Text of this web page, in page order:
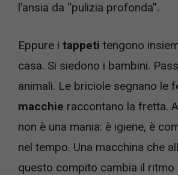
l’ansia da “pulizia profonda”.
Eppure i tappeti tengono
casa. Si siedono i bambini.
animali. Le briciole segnano le
macchie raccontano la fretta.
non è una mania: è igiene, è
nel tempo. Una macchina che
questo compito cambia il ritmo